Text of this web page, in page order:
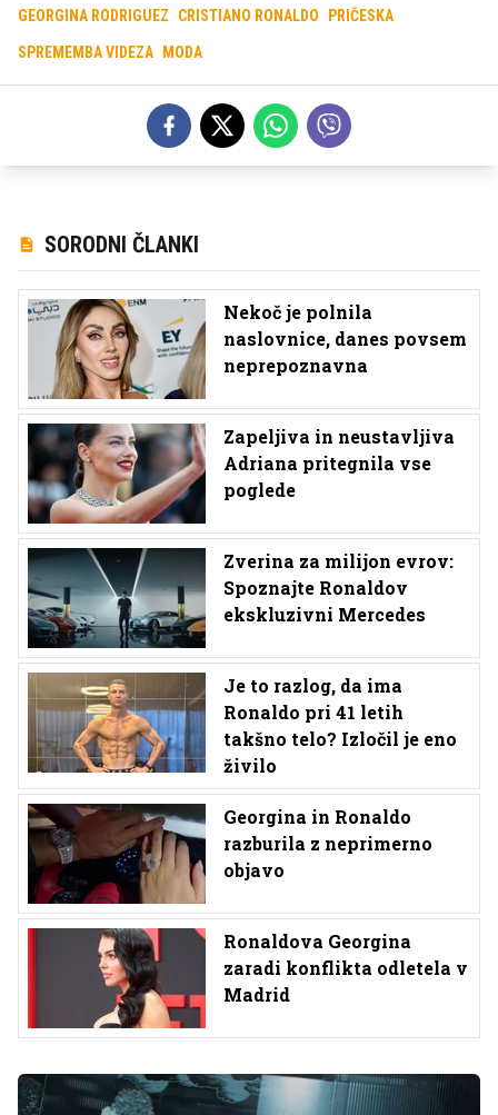
GEORGINA RODRIGUEZ CRISTIANO RONALDO PRIČESKA
SPREMEMBA VIDEZA MODA
SORODNI ČLANKI
Nekoč je polnila
naslovnice, danes povsem
neprepoznavna
Zapeljiva in neustavljiva
Adriana pritegnila vse
poglede
Zverina za milijon evrov:
Spoznajte Ronaldov
ekskluzivni Mercedes
Je to razlog, da ima
Ronaldo pri 41 letih
takšno telo? Izločil je eno
živilo
Georgina in Ronaldo
razburila z neprimerno
objavo
Ronaldova Georgina
zaradi konflikta odletela v
Madrid